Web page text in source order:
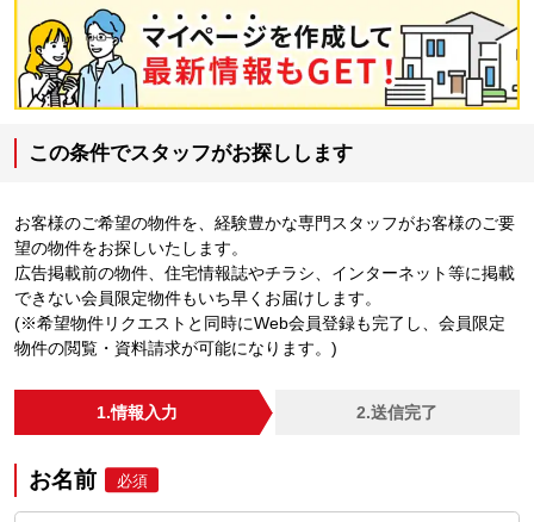
この条件でスタッフがお探しします
お客様のご希望の物件を、経験豊かな専門スタッフがお客様のご要
望の物件をお探しいたします。
広告掲載前の物件、住宅情報誌やチラシ、インターネット等に掲載
できない会員限定物件もいち早くお届けします。
(※希望物件リクエストと同時にWeb会員登録も完了し、会員限定
物件の閲覧・資料請求が可能になります。)
1.情報入力 2.送信完了
お名前 必須